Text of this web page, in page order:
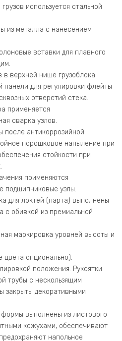
используется стальной
из металла с нанесением
вставки для плавного
верхней нише грузоблока
панели для регулировки флейты
отверстий стека.
применяется
сварка узлов.
после антикоррозийной
порошковое напыление при
стойкости при
применяются
подшипниковые узлы.
для локтей (парта) выполнены
с обивкой из премиальной
маркировка уровней высоты и
цвета опционально).
положения. Рукоятки
трубы с нескользящим
закрыты декоративными
выполнены из листового
кожухами, обеспечивают
напольное